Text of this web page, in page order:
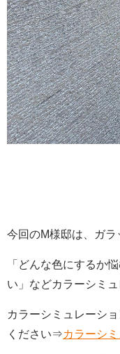
今回のM様邸は、ガ
「どんな色にするか
い」などカラーシミ
カラーシミュレーシ
ください⇒カラーシ